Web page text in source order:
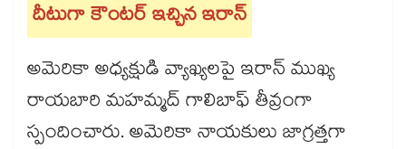
దీటుగా కౌంటర్ ఇచ్చిన ఇరాన్
అమెరికా అధ్యక్షుడి వ్యాఖ్యలపై ఇరాన్ ముఖ్య
రాయబారి మహమ్మద్ గాలిబాఫ్ తీవ్రంగా
స్పందించారు. అమెరికా నాయకులు జాగ్రత్తగా